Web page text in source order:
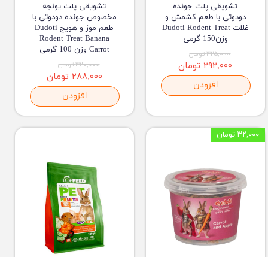
تشویقی پلت جونده
دودوتی با طعم کشمش و
غلات Dudoti Rodent Treat
وزن150 گرمی
۳۲۵,۰۰۰ تومان
۲۹۲,۰۰۰ تومان
افزودن
تشویقی پلت یونجه
مخصوص جونده دودوتی با
طعم موز و هویج Dudoti
Rodent Treat Banana
Carrot وزن 100 گرمی
۳۲۰,۰۰۰ تومان
۲۸۸,۰۰۰ تومان
افزودن
۳۲,۰۰۰ تومان